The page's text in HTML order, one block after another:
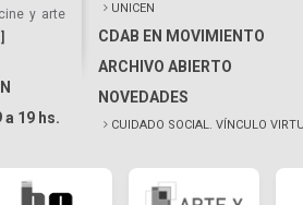
y arte
a 19 hs.
UNICEN
CDAB EN MOVIMIENTO
ARCHIVO ABIERTO
NOVEDADES
CUIDADO SOCIAL. VÍNCULO